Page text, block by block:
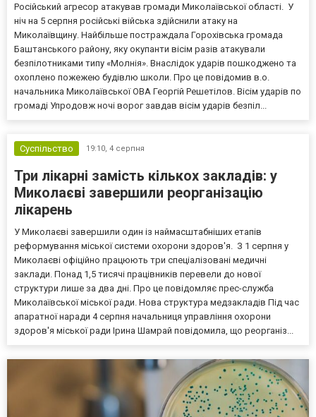
Російський агресор атакував громади Миколаївської області. У
ніч на 5 серпня російські війська здійснили атаку на
Миколаївщину. Найбільше постраждала Горохівська громада
Баштанського району, яку окупанти вісім разів атакували
безпілотниками типу «Молнія». Внаслідок ударів пошкоджено та
охоплено пожежею будівлю школи. Про це повідомив в.о.
начальника Миколаївської ОВА Георгій Решетілов. Вісім ударів по
громаді Упродовж ночі ворог завдав вісім ударів безпіл...
Суспільство 19:10, 4 серпня
Три лікарні замість кількох закладів: у
Миколаєві завершили реорганізацію
лікарень
У Миколаєві завершили один із наймасштабніших етапів
реформування міської системи охорони здоров'я. З 1 серпня у
Миколаєві офіційно працюють три спеціалізовані медичні
заклади. Понад 1,5 тисячі працівників перевели до нової
структури лише за два дні. Про це повідомляє прес-служба
Миколаївської міської ради. Нова структура медзакладів Під час
апаратної наради 4 серпня начальниця управління охорони
здоров'я міської ради Ірина Шамрай повідомила, що реорганіз...